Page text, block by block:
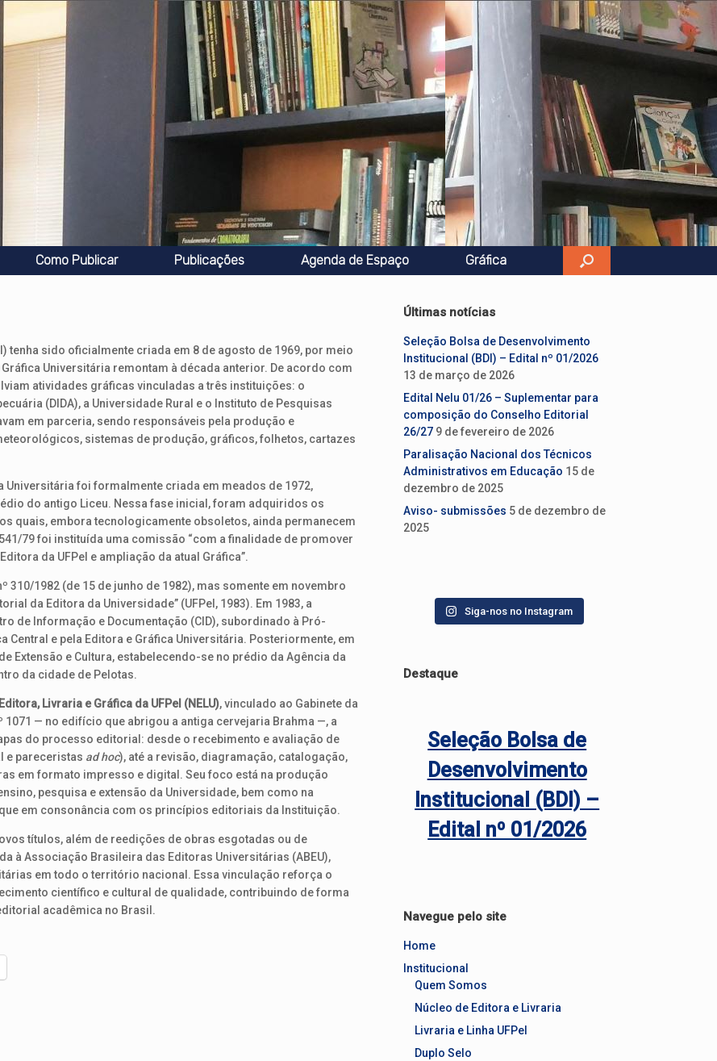
Como Publicar Publicações Agenda de Espaço Gráfica
tenha sido oficialmente criada em 8 de agosto de 1969, por meio
Universitária remontam à década anterior. De acordo com
atividades gráficas vinculadas a três instituições: o
(DIDA), a Universidade Rural e o Instituto de Pesquisas
em parceria, sendo responsáveis pela produção e
sistemas de produção, gráficos, folhetos, cartazes
Universitária foi formalmente criada em meados de 1972,
do antigo Liceu. Nessa fase inicial, foram adquiridos os
quais, embora tecnologicamente obsoletos, ainda permanecem
79 foi instituída uma comissão “com a finalidade de promover
da UFPel e ampliação da atual Gráfica”.
1982 (de 15 de junho de 1982), mas somente em novembro
da Editora da Universidade” (UFPel, 1983). Em 1983, a
de Informação e Documentação (CID), subordinado à Pró-
e pela Editora e Gráfica Universitária. Posteriormente, em
Extensão e Cultura, estabelecendo-se no prédio da Agência da
da cidade de Pelotas.
Livraria e Gráfica da UFPel (NELU), vinculado ao Gabinete da
1071 — no edifício que abrigou a antiga cervejaria Brahma —, a
do processo editorial: desde o recebimento e avaliação de
e pareceristas ad hoc), até a revisão, diagramação, catalogação,
em formato impresso e digital. Seu foco está na produção
pesquisa e extensão da Universidade, bem como na
em consonância com os princípios editoriais da Instituição.
títulos, além de reedições de obras esgotadas ou de
à Associação Brasileira das Editoras Universitárias (ABEU),
em todo o território nacional. Essa vinculação reforça o
científico e cultural de qualidade, contribuindo de forma
acadêmica no Brasil.
Últimas notícias
Seleção Bolsa de Desenvolvimento
Institucional (BDI) – Edital nº 01/2026
13 de março de 2026
Edital Nelu 01/26 – Suplementar para
composição do Conselho Editorial
26/27 9 de fevereiro de 2026
Paralisação Nacional dos Técnicos
Administrativos em Educação 15 de
dezembro de 2025
Aviso- submissões 5 de dezembro de
2025
Siga-nos no Instagram
Destaque
Seleção Bolsa de
Desenvolvimento
Institucional (BDI) –
Edital nº 01/2026
Navegue pelo site
Home
Institucional
Quem Somos
Núcleo de Editora e Livraria
Livraria e Linha UFPel
Duplo Selo